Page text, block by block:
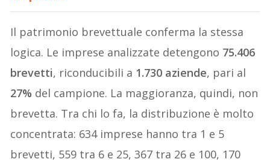
Il patrimonio brevettuale conferma la stessa
logica. Le imprese analizzate detengono 75.406
brevetti, riconducibili a 1.730 aziende, pari al
27% del campione. La maggioranza, quindi, non
brevetta. Tra chi lo fa, la distribuzione è molto
concentrata: 634 imprese hanno tra 1 e 5
brevetti, 559 tra 6 e 25, 367 tra 26 e 100, 170